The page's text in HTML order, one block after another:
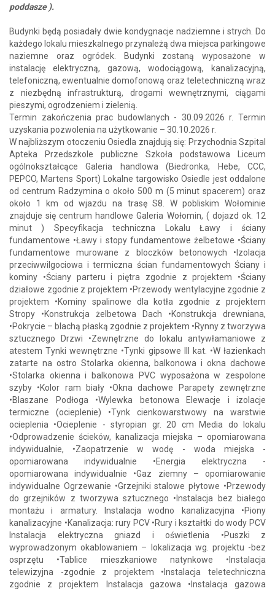
poddasze ).
Budynki będą posiadały dwie kondygnacje nadziemne i strych. Do
każdego lokalu mieszkalnego przynależą dwa miejsca parkingowe
naziemne oraz ogródek. Budynki zostaną wyposażone w
instalację elektryczną, gazową, wodociągową, kanalizacyjną,
telefoniczną, ewentualnie domofonową oraz teletechniczną wraz
z niezbędną infrastrukturą, drogami wewnętrznymi, ciągami
pieszymi, ogrodzeniem i zielenią.
Termin zakończenia prac budowlanych - 30.09.2026 r. Termin
uzyskania pozwolenia na użytkowanie – 30.10.2026 r.
W najbliższym otoczeniu Osiedla znajdują się: Przychodnia Szpital
Apteka Przedszkole publiczne Szkoła podstawowa Liceum
ogólnokształcące Galeria handlowa (Biedronka, Hebe, CCC,
PEPCO, Martens Sport) Lokalne targowisko Osiedle jest oddalone
od centrum Radzymina o około 500 m (5 minut spacerem) oraz
około 1 km od wjazdu na trasę S8. W pobliskim Wołominie
znajduje się centrum handlowe Galeria Wołomin, ( dojazd ok. 12
minut ) Specyfikacja techniczna Lokalu Ławy i ściany
fundamentowe •Ławy i stopy fundamentowe żelbetowe •Ściany
fundamentowe murowane z bloczków betonowych •Izolacja
przeciwwilgociowa i termiczna ścian fundamentowych Ściany i
kominy •Ściany parteru i piętra zgodnie z projektem •Ściany
działowe zgodnie z projektem •Przewody wentylacyjne zgodnie z
projektem •Kominy spalinowe dla kotła zgodnie z projektem
Stropy •Konstrukcja żelbetowa Dach •Konstrukcja drewniana,
•Pokrycie – blachą płaską zgodnie z projektem •Rynny z tworzywa
sztucznego Drzwi •Zewnętrzne do lokalu antywłamaniowe z
atestem Tynki wewnętrzne •Tynki gipsowe III kat. •W łazienkach
zatarte na ostro Stolarka okienna, balkonowa i okna dachowe
•Stolarka okienna i balkonowa PVC wyposażona w zespolone
szyby •Kolor ram biały •Okna dachowe Parapety zewnętrzne
•Blaszane Podłoga •Wylewka betonowa Elewacje i izolacje
termiczne (ocieplenie) •Tynk cienkowarstwowy na warstwie
ocieplenia •Ocieplenie - styropian gr. 20 cm Media do lokalu
•Odprowadzenie ścieków, kanalizacja miejska – opomiarowana
indywidualnie, •Zaopatrzenie w wodę - woda miejska -
opomiarowana indywidualnie •Energia elektryczna -
opomiarowana indywidualnie •Gaz ziemny – opomiarowanie
indywidualne Ogrzewanie •Grzejniki stalowe płytowe •Przewody
do grzejników z tworzywa sztucznego •Instalacja bez białego
montażu i armatury. Instalacja wodno kanalizacyjna •Piony
kanalizacyjne •Kanalizacja: rury PCV •Rury i kształtki do wody PCV
Instalacja elektryczna gniazd i oświetlenia •Puszki z
wyprowadzonym okablowaniem – lokalizacja wg. projektu -bez
osprzętu •Tablice mieszkaniowe natynkowe •Instalacja
telewizyjna -zgodnie z projektem •Instalacja teletechniczna
zgodnie z projektem Instalacja gazowa •Instalacja gazowa